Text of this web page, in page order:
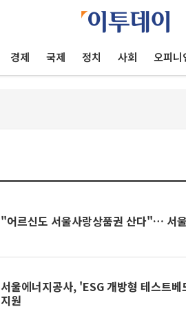
경제 국제 정치 사회 오피니
"어르신도 서울사랑상품권 산다"… 서
서울에너지공사, 'ESG 개방형 테스트
지원